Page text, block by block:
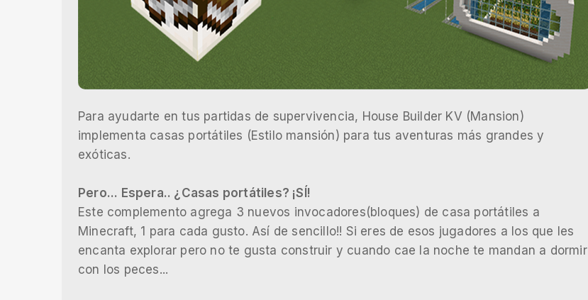
Para ayudarte en tus partidas de supervivencia, House Builder KV (Mansion)
implementa casas portátiles (Estilo mansión) para tus aventuras más grandes y
exóticas.
Pero... Espera.. ¿Casas portátiles? ¡SÍ!
Este complemento agrega 3 nuevos invocadores(bloques) de casa portátiles a
Minecraft, 1 para cada gusto. Así de sencillo!! Si eres de esos jugadores a los que les
encanta explorar pero no te gusta construir y cuando cae la noche te mandan a dormir
con los peces...